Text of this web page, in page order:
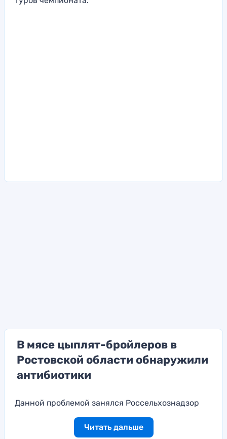
В мясе цыплят-бройлеров в
Ростовской области обнаружили
антибиотики
Данной проблемой занялся Россельхознадзор
Читать дальше